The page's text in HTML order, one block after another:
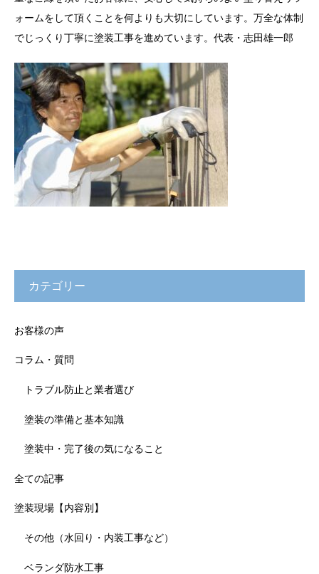
ォームをして頂くことを何よりも大切にしています。万全な体制
でじっくり丁寧に塗装工事を進めています。代表・志田雄一郎
カテゴリー
お客様の声
コラム・質問
トラブル防止と業者選び
塗装の準備と基本知識
塗装中・完了後の気になること
全ての記事
塗装現場【内容別】
その他（水回り・内装工事など）
ベランダ防水工事